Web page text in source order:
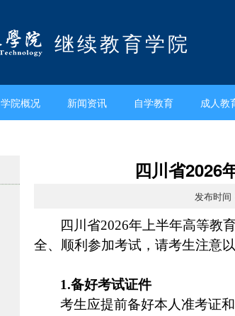
继续教育学院
学院概况 新闻资讯 自学教育 成人教
四川省2026
发布时
四川省2026年上半年高等教
全、顺利参加考试，请考生注意以
1.备好考试证件
考生应提前备好本人准考证